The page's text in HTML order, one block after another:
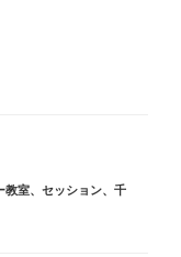
教室、 セッション、 千